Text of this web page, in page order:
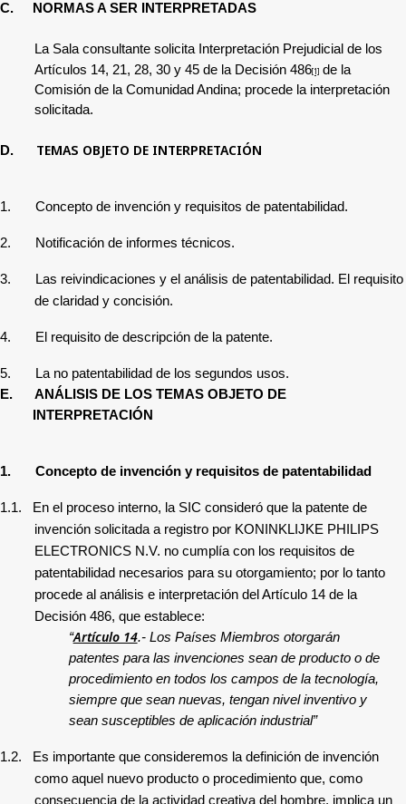
C. NORMAS A SER INTERPRETADAS
La Sala consultante solicita Interpretación Prejudicial de los
Artículos 14, 21, 28, 30 y 45 de la Decisión 486[1]de la
Comisión de la Comunidad Andina; procede la interpretación
solicitada.
D. TEMAS OBJETO DE INTERPRETACIÓN
1. Concepto de invención y requisitos de patentabilidad.
2. Notificación de informes técnicos.
3.
Las reivindicaciones y el análisis de patentabilidad. El requisito
de claridad y concisión.
4. El requisito de descripción de la patente.
5.
La no patentabilidad de los segundos usos.
E.
ANÁLISIS DE LOS TEMAS OBJETO DE
INTERPRETACIÓN
1. Concepto de invención y requisitos de patentabilidad
1.1.
En el proceso interno, la SIC consideró que la patente de
invención solicitada a registro por KONINKLIJKE PHILIPS
ELECTRONICS N.V. no cumplía con los requisitos de
patentabilidad necesarios para su otorgamiento; por lo tanto
procede al análisis e interpretación del Artículo 14 de la
Decisión 486, que establece:
“Artículo 14.- Los Países Miembros otorgarán
patentes para las invenciones sean de producto o de
procedimiento en todos los campos de la tecnología,
siempre que sean nuevas, tengan nivel inventivo y
sean susceptibles de aplicación industrial”
1.2.
Es importante que consideremos la definición de invención
como aquel nuevo producto o procedimiento que, como
consecuencia de la actividad creativa del hombre, implica un